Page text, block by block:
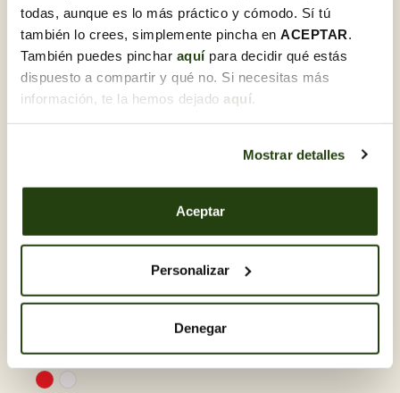
todas, aunque es lo más práctico y cómodo. Sí tú
también lo crees, simplemente pincha en ACEPTAR
También puedes pinchar aquípara decidir qué estás
dispuesto a compartir y qué no. Si necesitas más
información, te la hemos dejado aquí
Mostrar detalles
Aceptar
Personalizar
Denegar
Descubre otras FLORES PARA
TODOS LOS SANTOS